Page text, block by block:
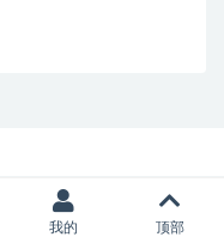
我的 顶部